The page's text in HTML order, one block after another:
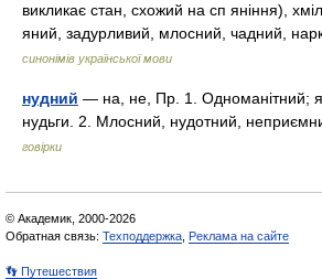
викликає стан, схожий на сп яніння),
яний, задурливий, млосний, чадний,
синонімів української мови
нудний — на, не, Пр. 1. Одноманітний;
нудьги. 2. Млосний, нудотний,
говірки
© Академик, 2000-2026
Обратная связь: Техподдержка Реклама на сайте
👣 Путешествия